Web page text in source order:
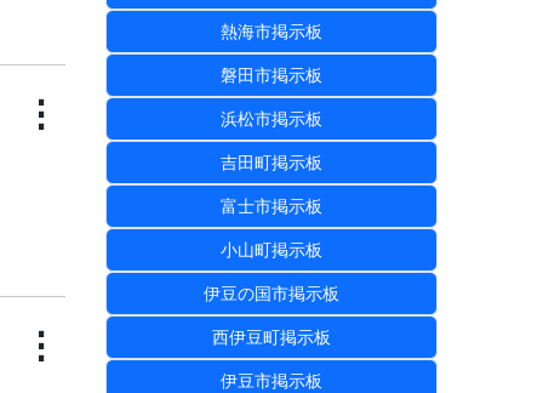
⋮
⋮
熱海市掲示板
磐田市掲示板
浜松市掲示板
吉田町掲示板
富士市掲示板
小山町掲示板
伊豆の国市掲示板
西伊豆町掲示板
伊豆市掲示板